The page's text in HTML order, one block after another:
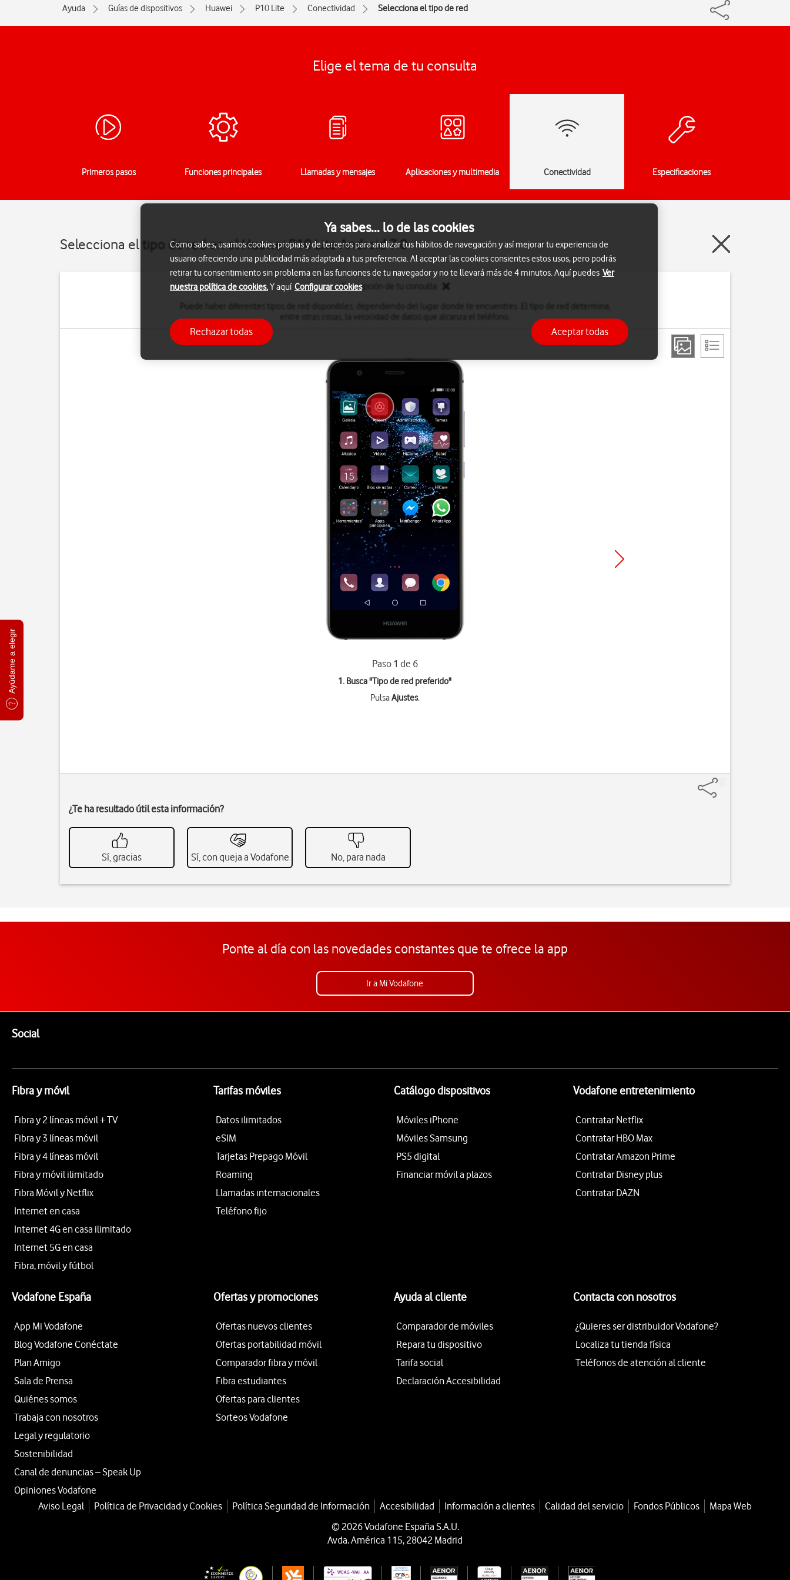
Ayúdame a elegir
Ayuda Guías de dispositivos Huawei P10 Lite Conectividad Selecciona el tipo de red
Elige el tema de tu consulta
Primeros pasos Funciones principales Llamadas y mensajes Aplicaciones y multimedia Conectividad Especificaciones
Selecciona el tipo de red en el Huawei P10 Lite Android 7.0
Descripción de tu consulta
Paso 1 de 6
1. Busca "Tipo de red preferido"
PulsaAjustes.
¿Te ha resultado útil esta información?
Sí, gracias Sí, con queja a Vodafone No, para nada
Ponte al día con las novedades constantes que te ofrece la app
Ir a Mi Vodafone
SocialEnlaces a las redes sociales de Vodafone
Fibra y móvil
Fibra y 2 líneas móvil + TV
Fibra y 3 líneas móvil
Fibra y 4 líneas móvil
Fibra y móvil ilimitado
Fibra Móvil y Netflix
Internet en casa
Internet 4G en casa ilimitado
Internet 5G en casa
Fibra, móvil y fútbol
Tarifas móviles
Datos ilimitados
eSIM
Tarjetas Prepago Móvil
Roaming
Llamadas internacionales
Teléfono fijo
Catálogo dispositivos
Móviles iPhone
Móviles Samsung
PS5 digital
Financiar móvil a plazos
Vodafone entretenimiento
Contratar Netflix
Contratar HBO Max
Contratar Amazon Prime
Contratar Disney plus
Contratar DAZN
Vodafone España
App Mi Vodafone
Blog Vodafone Conéctate
Plan Amigo
Sala de Prensa
Quiénes somos
Trabaja con nosotros
Legal y regulatorio
Sostenibilidad
Canal de denuncias – Speak Up
Opiniones Vodafone
Ofertas y promociones
Ofertas nuevos clientes
Ofertas portabilidad móvil
Comparador fibra y móvil
Fibra estudiantes
Ofertas para clientes
Sorteos Vodafone
Ayuda al cliente
Comparador de móviles
Repara tu dispositivo
Tarifa social
Declaración Accesibilidad
Contacta con nosotros
¿Quieres ser distribuidor Vodafone?
Localiza tu tienda física
Teléfonos de atención al cliente
Aviso Legal Política de Privacidad y Cookies Política Seguridad de Información Accesibilidad Información a clientes Calidad del servicio Fondos Públicos
Mapa Web
© 2026 Vodafone España S.A.U.
Avda. América 115, 28042 Madrid
Ya sabes... lo de las cookies
Como sabes, usamos cookies propias y de terceros para analizar tus hábitos de navegación y así mejorar tu experiencia de
usuario ofreciendo una publicidad más adaptada a tus preferencia. Al aceptar las cookies consientes estos usos, pero podrás
retirar tu consentimiento sin problema en las funciones de tu navegador y no te llevará más de 4 minutos. Aquí puedes Ver
nuestra política de cookies.Y aquí Configurar cookies
Rechazar todas Aceptar todas